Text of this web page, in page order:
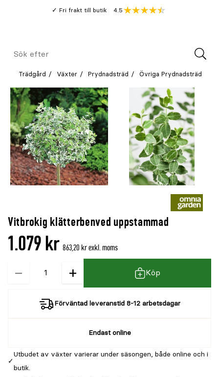
Fri frakt till butik
Genomsnitt
4.5
Meny
Sök
Trädgård Växter Prydnadsträd Övriga Prydnadsträd
Vitbrokig klätterbenved uppstammad
1.079 kr 863,20 kr exkl. moms
− + Köp
Förväntad leveranstid 8-12 arbetsdagar
Endast online
Utbudet av växter varierar under säsongen, både online och i
butik.